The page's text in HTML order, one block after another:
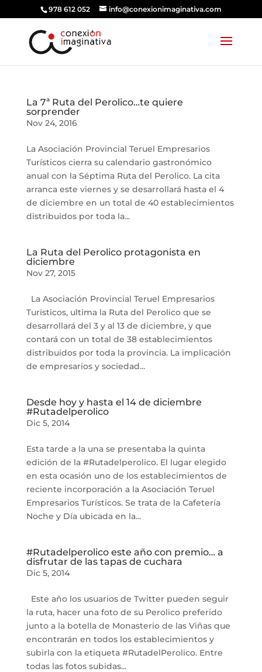
978 612 052 info@conexionimaginativa.com
La 7ª Ruta del Perolico…te quiere
sorprender
Nov 24, 2016
La Asociación Provincial Teruel Empresarios
Turísticos cierra su calendario gastronómico
anual con la Séptima Ruta del Perolico. La cita
arranca este viernes y se desarrollará hasta el 4
de diciembre en un total de 40 establecimientos
distribuidos por toda la...
La Ruta del Perolico protagonista en
diciembre
Nov 27, 2015
La Asociación Provincial Teruel Empresarios
Turísticos, ultima la Ruta del Perolico que se
desarrollará del 3 y al 13 de diciembre, y que
contará con un total de 38 establecimientos
distribuidos por toda la provincia. La implicación
de empresarios y sociedad...
Desde hoy y hasta el 14 de diciembre
#Rutadelperolico
Dic 5, 2014
Esta tarde a la una se presentaba la quinta
edición de la #Rutadelperolico. El lugar elegido
en esta ocasión uno de los establecimientos de
reciente incorporación a la Asociación Teruel
Empresarios Turísticos. Se trata de la Cafetería
Noche y Día ubicada en la...
#Rutadelperolico este año con premio… a
disfrutar de las tapas de cuchara
Dic 5, 2014
Este año los usuarios de Twitter pueden seguir
la ruta, hacer una foto de su Perolico preferido
junto a la botella de Monasterio de las Viñas que
encontrarán en todos los establecimientos y
subirla con la etiqueta #RutadelPerolico. Entre
todas las fotos subidas...